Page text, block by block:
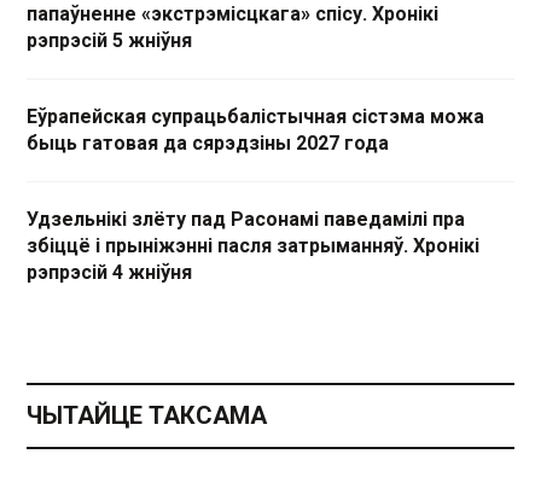
папаўненне «экстрэмісцкага» спісу. Хронікі
рэпрэсій 5 жніўня
Еўрапейская супрацьбалістычная сістэма можа
быць гатовая да сярэдзіны 2027 года
Удзельнікі злёту пад Расонамі паведамілі пра
збіццё і прыніжэнні пасля затрыманняў. Хронікі
рэпрэсій 4 жніўня
ЧЫТАЙЦЕ ТАКСАМА